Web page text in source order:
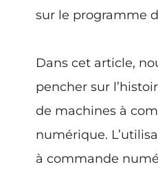
sur le programme
Dans cet article,
pencher sur
de machines à
numérique.
à commande